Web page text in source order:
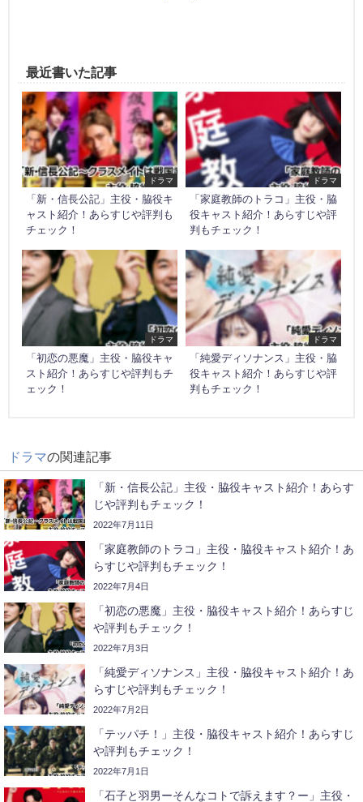
最近書いた記事
ドラマ
「新・信長公記」主役・脇役キ
ャスト紹介！あらすじや評判も
チェック！
ドラマ
「家庭教師のトラコ」主役・脇
役キャスト紹介！あらすじや評
判もチェック！
ドラマ
「初恋の悪魔」主役・脇役キャ
スト紹介！あらすじや評判もチ
ェック！
ドラマ
「純愛ディソナンス」主役・脇
役キャスト紹介！あらすじや評
判もチェック！
ドラマの関連記事
「新・信長公記」主役・脇役キャスト紹介！あらす
じや評判もチェック！
2022年7月11日
「家庭教師のトラコ」主役・脇役キャスト紹介！あ
らすじや評判もチェック！
2022年7月4日
「初恋の悪魔」主役・脇役キャスト紹介！あらすじ
や評判もチェック！
2022年7月3日
「純愛ディソナンス」主役・脇役キャスト紹介！あ
らすじや評判もチェック！
2022年7月2日
「テッパチ！」主役・脇役キャスト紹介！あらすじ
や評判もチェック！
2022年7月1日
「石子と羽男ーそんなコトで訴えます？ー」主役・